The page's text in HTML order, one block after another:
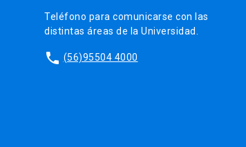
Teléfono para comunicarse con las
distintas áreas de la Universidad.
phone (56)95504 4000